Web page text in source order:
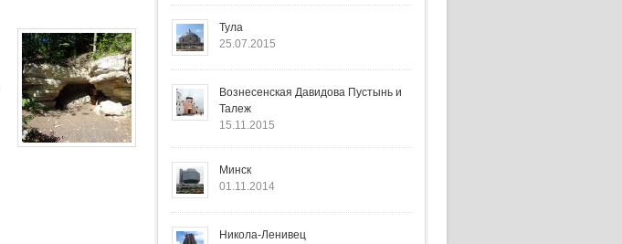
Тула
25.07.2015
Вознесенская Давидова Пустынь и
Талеж
15.11.2015
Минск
01.11.2014
Никола-Ленивец